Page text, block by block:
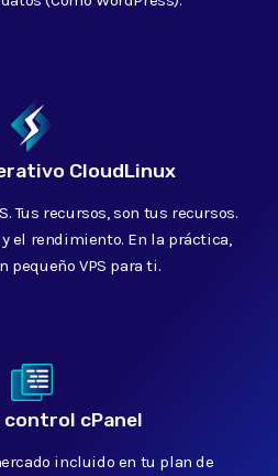
CloudLinux
Tus recursos, son tus recursos.
el rendimiento. En la práctica,
pequeño VPS para ti.
control cPanel
incluido en tu plan de